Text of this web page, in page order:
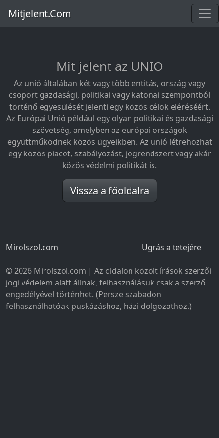
Mitjelent.Com
Mit jelent az UNIO
Az unió általában két vagy több entitás, ország vagy
csoport gazdasági, politikai vagy katonai szempontból
történő egyesülését jelenti egy közös célok eléréséért.
Az Európai Unió például egy olyan politikai és gazdasági
szövetség, amelyben az európai országok
együttműködnek közös ügyeikben. Az unió létrehozhat
egy közös piacot, szabályozást, jogrendszert vagy akár
közös védelmi politikát is.
Vissza a főoldalra
Ugrás a tetejére
Mirolszol.com
© 2026 Mirolszol.com | Az oldalon közölt írások szerzői
jogi védelem alatt állnak, felhasználásuk csak a szerző
engedélyével történhet. (Persze szabadon
felhasználhatóak puskázáshoz, házi dolgozathoz.)